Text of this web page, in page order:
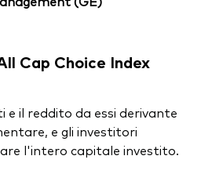
Cap Choice Index
e il reddito da essi derivante
e gli investitori
l'intero capitale investito.